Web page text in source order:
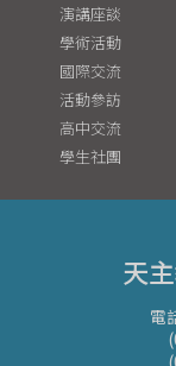
演講座談
學術活動
國際交流
活動參訪
高中交流
學生社團
天
電